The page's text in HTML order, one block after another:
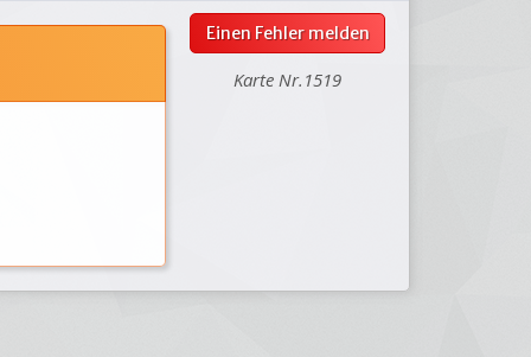
Einen Fehler melden
Karte Nr.1519